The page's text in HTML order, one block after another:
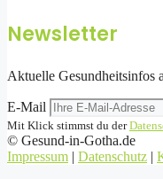
Newsletter
Aktuelle Gesundheitsinfos
E-Mail
Mit Klick stimmst du der
© Gesund-in-Gotha.de
Impressum | Datenschutz |